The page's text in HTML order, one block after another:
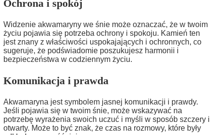
Ochrona i spokój
Widzenie akwamaryny we śnie może oznaczać, że w twoim
życiu pojawia się potrzeba ochrony i spokoju. Kamień ten
jest znany z właściwości uspokajających i ochronnych, co
sugeruje, że podświadomie poszukujesz harmonii i
bezpieczeństwa w codziennym życiu.
Komunikacja i prawda
Akwamaryna jest symbolem jasnej komunikacji i prawdy.
Jeśli pojawia się w twoim śnie, może wskazywać na
potrzebę wyrażenia swoich uczuć i myśli w sposób szczery i
otwarty. Może to być znak, że czas na rozmowy, które były